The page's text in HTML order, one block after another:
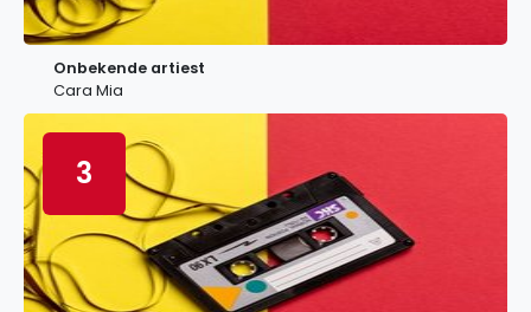
Onbekende artiest
Cara Mia
3